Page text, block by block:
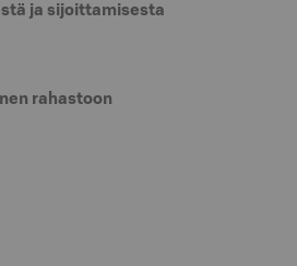
ja sijoittamisesta
rahastoon